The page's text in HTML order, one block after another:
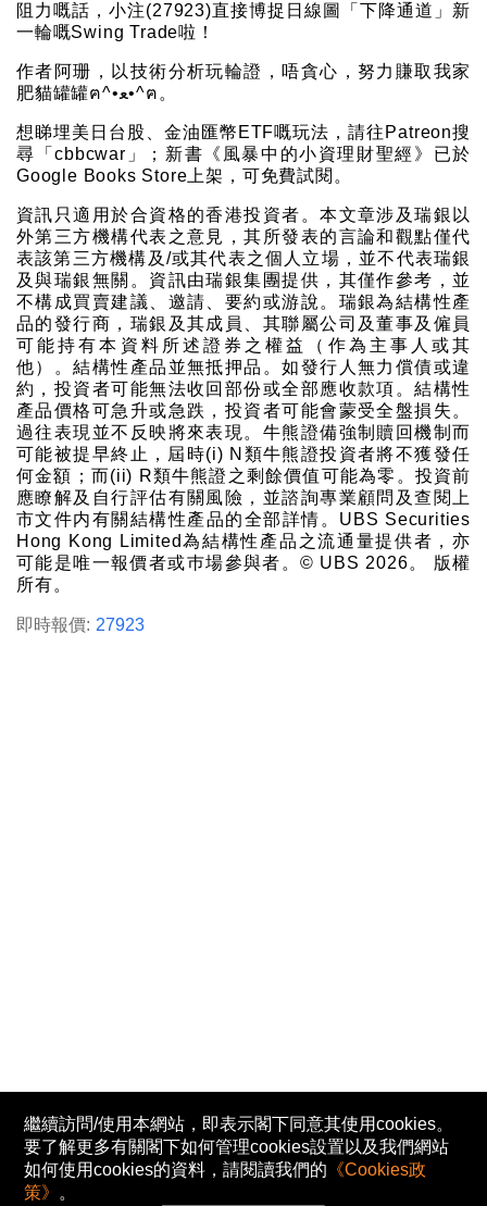
阻力嘅話，小注(27923)直接博捉日線圖「下降通道」新
一輪嘅Swing Trade啦！
作者阿珊，以技術分析玩輪證，唔貪心，努力賺取我家
肥貓罐罐ฅ^•ﻌ•^ฅ。
想睇埋美日台股、金油匯幣ETF嘅玩法，請往Patreon搜
尋「cbbcwar」；新書《風暴中的小資理財聖經》已於
Google Books Store上架，可免費試閱。
資訊只適用於合資格的香港投資者。本文章涉及瑞銀以
外第三方機構代表之意見，其所發表的言論和觀點僅代
表該第三方機構及/或其代表之個人立場，並不代表瑞銀
及與瑞銀無關。資訊由瑞銀集團提供，其僅作參考，並
不構成買賣建議、邀請、要約或游說。瑞銀為結構性產
品的發行商，瑞銀及其成員、其聯屬公司及董事及僱員
可能持有本資料所述證券之權益（作為主事人或其
他）。結構性產品並無抵押品。如發行人無力償債或違
約，投資者可能無法收回部份或全部應收款項。結構性
產品價格可急升或急跌，投資者可能會蒙受全盤損失。
過往表現並不反映將來表現。牛熊證備強制贖回機制而
可能被提早終止，屆時(i) N類牛熊證投資者將不獲發任
何金額；而(ii) R類牛熊證之剩餘價值可能為零。投資前
應瞭解及自行評估有關風險，並諮詢專業顧問及查閱上
市文件内有關結構性產品的全部詳情。UBS Securities
Hong Kong Limited為結構性產品之流通量提供者，亦
可能是唯一報價者或巿場參與者。© UBS 2026。 版權
所有。
即時報價: 27923
繼續訪問/使用本網站，即表示閣下同意其使用cookies。
要了解更多有關閣下如何管理cookies設置以及我們網站
如何使用cookies的資料，請閱讀我們的 《Cookies政
策》 。